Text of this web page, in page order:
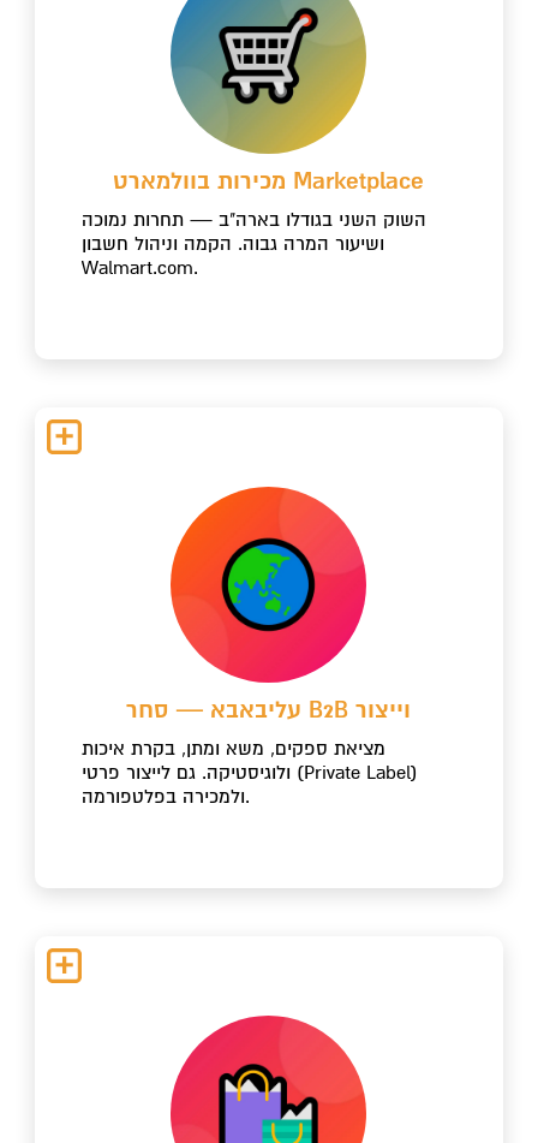
מכירות בוולמארט Marketplace
השוק השני בגודלו בארה"ב — תחרות נמוכה
ושיעור המרה גבוה. הקמה וניהול חשבון
Walmart.com.
עליבאבא — סחר B2B וייצור
מציאת ספקים, משא ומתן, בקרת איכות
ולוגיסטיקה. גם לייצור פרטי (Private Label)
ולמכירה בפלטפורמה.